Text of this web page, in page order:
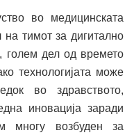
во медицинската
на тимот за дигитално
голем дел од времето
технологијата може
во здравството,
иновација заради
многу возбуден за